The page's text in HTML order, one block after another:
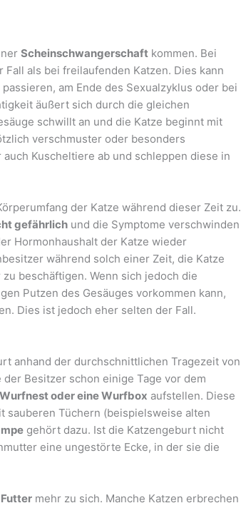
Scheinschwangerschaft kommen. Bei
als bei freilaufenden Katzen. Dies kann
am Ende des Sexualzyklus oder bei
äußert sich durch die gleichen
schwillt an und die Katze beginnt mit
verschmuster oder besonders
Kuscheltiere ab und schleppen diese in
der Katze während dieser Zeit zu.
gefährlich und die Symptome verschwinden
Hormonhaushalt der Katze wieder
während solch einer Zeit, die Katze
beschäftigen. Wenn sich jedoch die
Putzen des Gesäuges vorkommen kann,
Dies ist jedoch eher selten der Fall.
anhand der durchschnittlichen Tragezeit von
Besitzer schon einige Tage vor dem
oder eine Wurfbox aufstellen. Diese
sauberen Tüchern (beispielsweise alten
gehört dazu. Ist die Katzengeburt nicht
eine ungestörte Ecke, in der sie die
mehr zu sich. Manche Katzen erbrechen